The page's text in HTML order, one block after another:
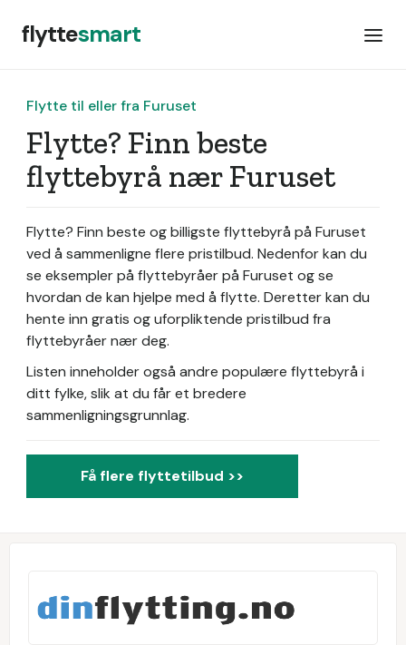
flyttesmart
Flytte til eller fra Furuset
Flytte? Finn beste
flyttebyrå nær Furuset
Flytte? Finn beste og billigste flyttebyrå på Furuset
ved å sammenligne flere pristilbud. Nedenfor kan du
se eksempler på flyttebyråer på Furuset og se
hvordan de kan hjelpe med å flytte. Deretter kan du
hente inn gratis og uforpliktende pristilbud fra
flyttebyråer nær deg.
Listen inneholder også andre populære flyttebyrå i
ditt fylke, slik at du får et bredere
sammenligningsgrunnlag.
Få flere flyttetilbud >>